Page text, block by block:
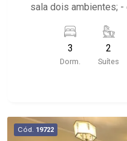
sala dois ambientes; -
condicionado; -
UNAERP e Hospital
3
Dorm.
2
Suítes
Cód. 19722